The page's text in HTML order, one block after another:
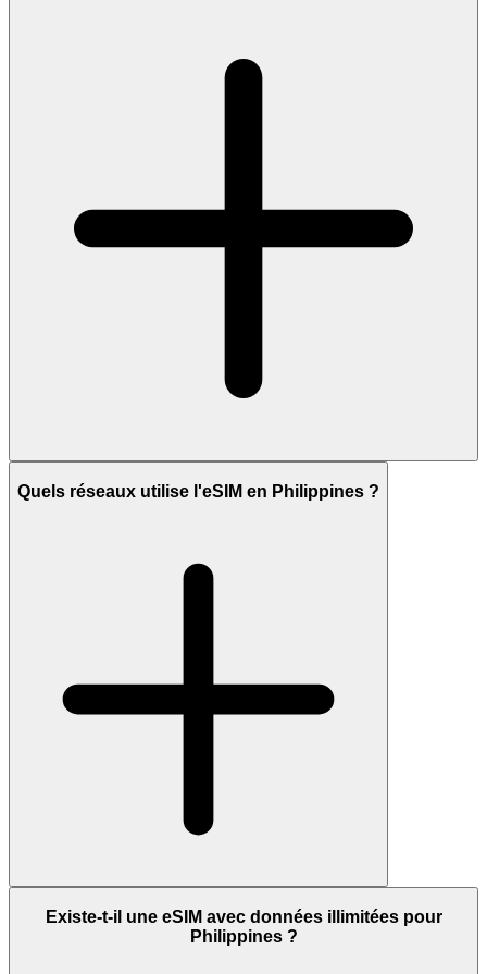
Quels réseaux utilise l'eSIM en Philippines ?
Existe-t-il une eSIM avec données illimitées pour
Philippines ?